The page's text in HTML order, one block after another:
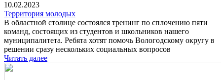
10.02.2023
Территория молодых
В областной столице состоялся тренинг по сплочению пяти
команд, состоящих из студентов и школьников нашего
муниципалитета. Ребята хотят помочь Вологодскому округу в
решении сразу нескольких социальных вопросов
Читать далее